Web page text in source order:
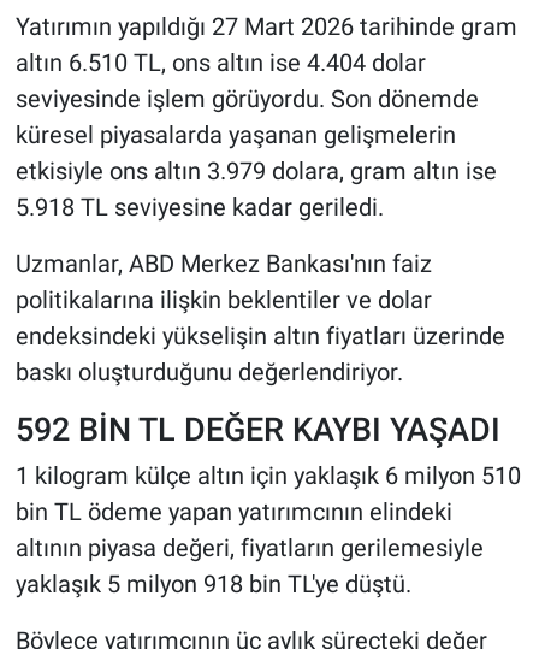
Yatırımın yapıldığı 27 Mart 2026 tarihinde gram
altın 6.510 TL, ons altın ise 4.404 dolar
seviyesinde işlem görüyordu. Son dönemde
küresel piyasalarda yaşanan gelişmelerin
etkisiyle ons altın 3.979 dolara, gram altın ise
5.918 TL seviyesine kadar geriledi.
Uzmanlar, ABD Merkez Bankası'nın faiz
politikalarına ilişkin beklentiler ve dolar
endeksindeki yükselişin altın fiyatları üzerinde
baskı oluşturduğunu değerlendiriyor.
592 BİN TL DEĞER KAYBI YAŞADI
1 kilogram külçe altın için yaklaşık 6 milyon 510
bin TL ödeme yapan yatırımcının elindeki
altının piyasa değeri, fiyatların gerilemesiyle
yaklaşık 5 milyon 918 bin TL'ye düştü.
Böylece yatırımcının üç aylık süreçteki değer